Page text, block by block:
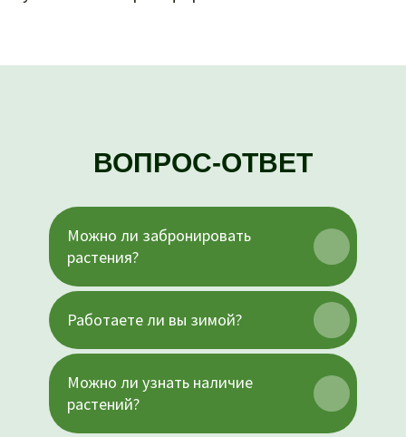
ВОПРОС-ОТВЕТ
Можно ли забронировать
растения?
Работаете ли вы зимой?
Можно ли узнать наличие
растений?СВЯЗАТЬСЯ С НАМИ